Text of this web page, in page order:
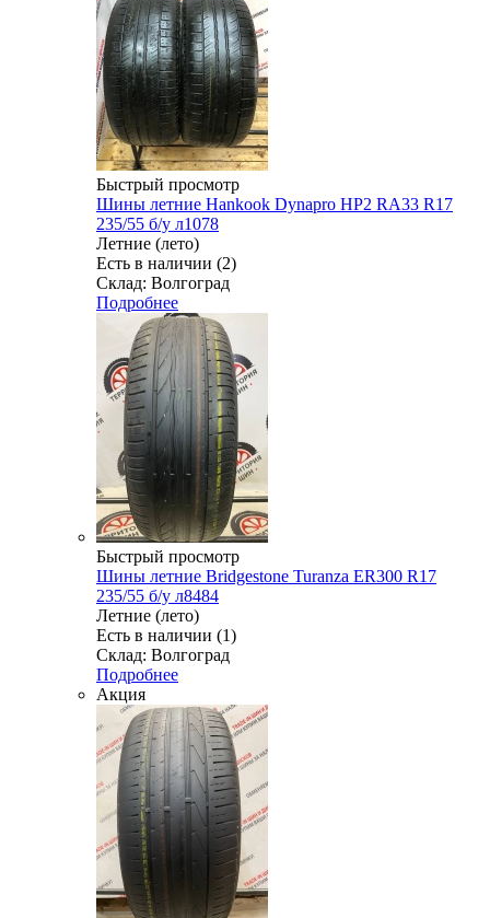
Быстрый просмотр
Шины летние Hankook Dynapro HP2 RA33 R17
235/55 б/у л1078
Летние (лето)
Есть в наличии (2)
Склад: Волгоград
Подробнее
Быстрый просмотр
Шины летние Bridgestone Turanza ER300 R17
235/55 б/у л8484
Летние (лето)
Есть в наличии (1)
Склад: Волгоград
Подробнее
Акция